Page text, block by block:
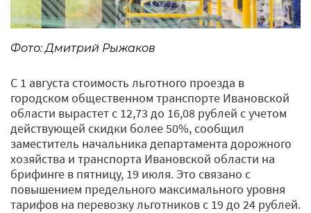
Фото: Дмитрий Рыжаков
С 1 августа стоимость льготного проезда в
городском общественном транспорте Ивановской
области вырастет с 12,73 до 16,08 рублей с учетом
действующей скидки более 50%, сообщил
заместитель начальника департамента дорожного
хозяйства и транспорта Ивановской области на
брифинге в пятницу, 19 июля. Это связано с
повышением предельного максимального уровня
тарифов на перевозку льготников с 19 до 24 рублей.